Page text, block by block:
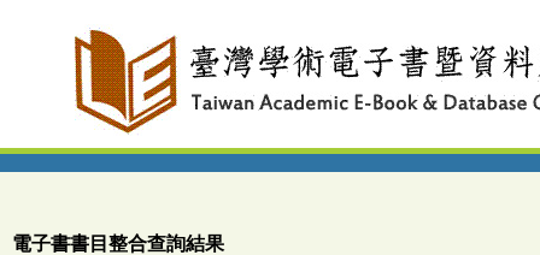
電子書書目整合查詢結果